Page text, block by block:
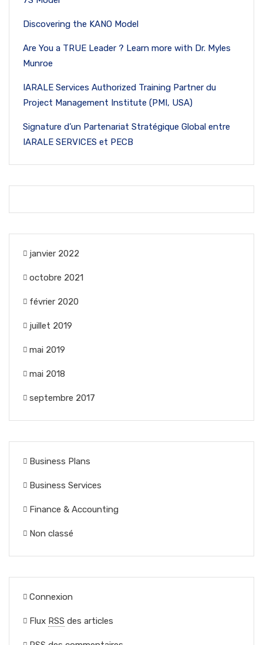
Discovering the KANO Model
Are You a TRUE Leader ? Learn more with Dr. Myles
Munroe
IARALE Services Authorized Training Partner du
Project Management Institute (PMI, USA)
Signature d’un Partenariat Stratégique Global entre
IARALE SERVICES et PECB
janvier 2022
octobre 2021
février 2020
juillet 2019
mai 2019
mai 2018
septembre 2017
Business Plans
Business Services
Finance & Accounting
Non classé
Connexion
Flux RSS des articles